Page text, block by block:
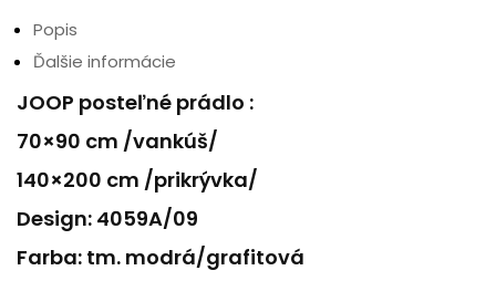
Popis
Ďalšie informácie
JOOP posteľné prádlo :
70×90 cm /vankúš/
140×200 cm /prikrývka/
Design: 4059A/09
Farba: tm. modrá/grafitová